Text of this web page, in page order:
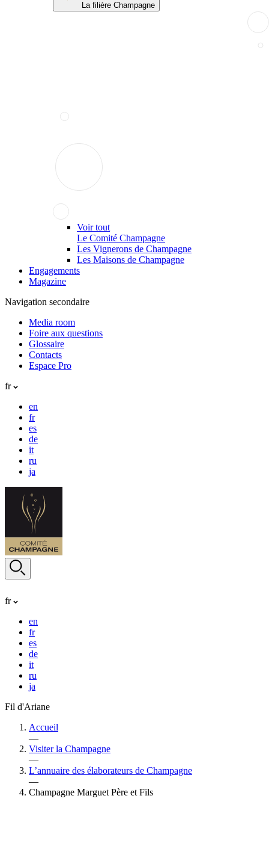
La filière Champagne
Voir tout
Le Comité Champagne
Les Vignerons de Champagne
Les Maisons de Champagne
Engagements
Magazine
Navigation secondaire
Media room
Foire aux questions
Glossaire
Contacts
Espace Pro
fr
en
fr
es
de
it
ru
ja
fr
en
fr
es
de
it
ru
ja
Fil d'Ariane
Accueil
—
Visiter la Champagne
—
L’annuaire des élaborateurs de Champagne
—
Champagne Marguet Père et Fils